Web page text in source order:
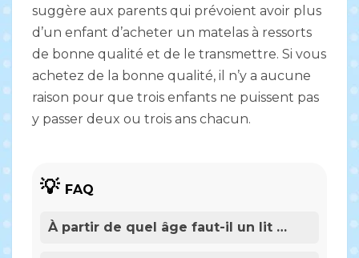
suggère aux parents qui prévoient avoir plus
d’un enfant d’acheter un matelas à ressorts
de bonne qualité et de le transmettre. Si vous
achetez de la bonne qualité, il n’y a aucune
raison pour que trois enfants ne puissent pas
y passer deux ou trois ans chacun.
FAQ
À partir de quel âge faut-il un lit pour enfant ?